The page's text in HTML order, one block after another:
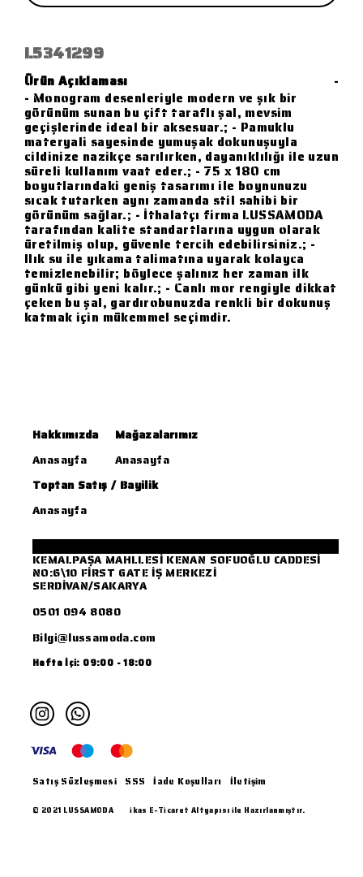
L5341299
Ürün Açıklaması
-
- Monogram desenleriyle modern ve şık bir
görünüm sunan bu çift taraflı şal, mevsim
geçişlerinde ideal bir aksesuar.; - Pamuklu
materyali sayesinde yumuşak dokunuşuyla
cildinize nazikçe sarılırken, dayanıklılığı ile uzun
süreli kullanım vaat eder.; - 75 x 180 cm
boyutlarındaki geniş tasarımı ile boynunuzu
sıcak tutarken aynı zamanda stil sahibi bir
görünüm sağlar.; - İthalatçı firma LUSSAMODA
tarafından kalite standartlarına uygun olarak
üretilmiş olup, güvenle tercih edebilirsiniz.; -
Ilık su ile yıkama talimatına uyarak kolayca
temizlenebilir; böylece şalınız her zaman ilk
günkü gibi yeni kalır.; - Canlı mor rengiyle dikkat
çeken bu şal, gardırobunuzda renkli bir dokunuş
katmak için mükemmel seçimdir.
Hakkımızda
Anasayfa
Mağazalarımız
Anasayfa
Toptan Satış / Bayilik
Anasayfa
KEMALPAŞA MAHLLESİ KENAN SOFUOĞLU CADDESİ
NO:6\10 FİRST GATE İŞ MERKEZİ
SERDİVAN/SAKARYA
0501 094 8080
Bilgi@lussamoda.com
Hafta İçi: 09:00 - 18:00
© 2021 LUSSAMODA ikas E-Ticaret Altyapısı ile Hazırlanmıştır.
Satış Sözleşmesi SSS İade Koşulları İletişim